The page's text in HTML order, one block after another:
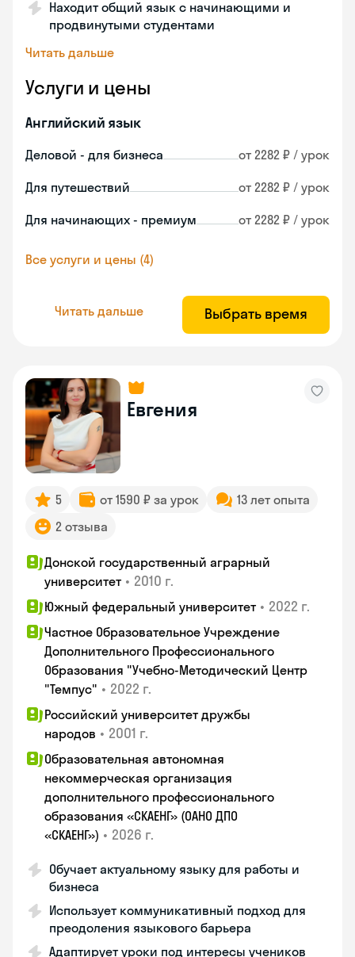
Находит общий язык с начинающими и
продвинутыми студентами
Читать дальше
Услуги и цены
Английский язык
Деловой - для бизнеса от 2282 ₽ / урок
Для путешествий от 2282 ₽ / урок
Для начинающих - премиум от 2282 ₽ / урок
Все услуги и цены (4)
Читать дальше Выбрать время
Евгения
5 от 1590 ₽ за урок
13 лет опыта
2 отзыва
Донской государственный аграрный
университет • 2010 г.
Южный федеральный университет • 2022 г.
Частное Образовательное Учреждение
Дополнительного Профессионального
Образования "Учебно-Методический Центр
"Темпус" • 2022 г.
Российский университет дружбы
народов • 2001 г.
Образовательная автономная
некоммерческая организация
дополнительного профессионального
образования «СКАЕНГ» (ОАНО ДПО
«СКАЕНГ») • 2026 г.
Обучает актуальному языку для работы и
бизнеса
Использует коммуникативный подход для
преодоления языкового барьера
Адаптирует уроки под интересы учеников